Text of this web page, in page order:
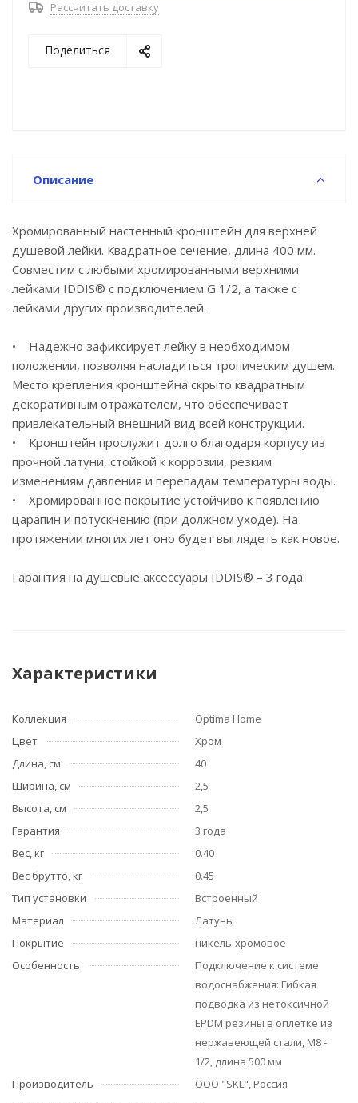
• Кронштейн прослужит долго благодаря корпусу
изменениям давления и перепадам температуры
Рассчитать доставку
Поделиться
Описание
Хромированный настенный кронштейн для верхней
душевой лейки. Квадратное сечение, длина 400 мм.
Совместим с любыми хромированными верхними
лейками IDDIS® с подключением G 1/2, а также с
лейками других производителей.
• Надежно зафиксирует лейку в необходимом
положении, позволяя насладиться тропическим душем.
Место крепления кронштейна скрыто квадратным
декоративным отражателем, что обеспечивает
привлекательный внешний вид всей конструкции.
• Кронштейн прослужит долго благодаря корпусу из
прочной латуни, стойкой к коррозии, резким
изменениям давления и перепадам температуры воды.
• Хромированное покрытие устойчиво к появлению
царапин и потускнению (при должном уходе). На
протяжении многих лет оно будет выглядеть как новое.
Гарантия на душевые аксессуары IDDIS® – 3 года.
Характеристики
Коллекция
Optima Home
Цвет
Хром
Длина, см
40
Ширина, см
2,5
Высота, см
2,5
Гарантия
3 года
Вес, кг
0.40
Вес брутто, кг
0.45
Тип установки
Встроенный
Материал
Латунь
Покрытие
никель-хромовое
Особенность
Подключение к системе
водоснабжения: Гибкая
подводка из нетоксичной
EPDM резины в оплетке из
нержавеющей стали, М8 -
1/2, длина 500 мм
Производитель
ООО "SKL", Россия